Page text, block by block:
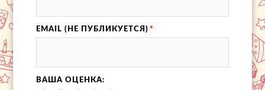
EMAIL (НЕ ПУБЛИКУЕТСЯ) *
ВАША ОЦЕНКА: